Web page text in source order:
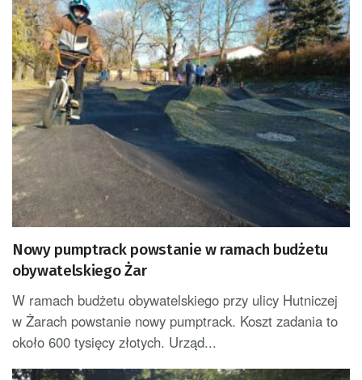
Nowy pumptrack powstanie w ramach budżetu
obywatelskiego Żar
W ramach budżetu obywatelskiego przy ulicy Hutniczej
w Żarach powstanie nowy pumptrack. Koszt zadania to
około 600 tysięcy złotych. Urząd...